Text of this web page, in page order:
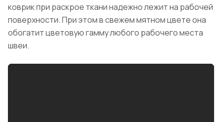
коврик при раскрое ткани надежно лежит на рабочей
поверхности. При этом в свежем мятном цвете она
обогатит цветовую гамму любого рабочего места
швеи.